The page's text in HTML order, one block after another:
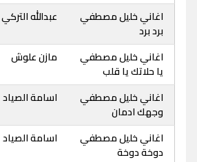
اغاني خليل مصطفي
برد برد
عبدالله التركي
اغاني خليل مصطفي
يا حلاتك يا قلب
مازن علوش
اغاني خليل مصطفي
وجهك ادمان
اسامة الصياد
اغاني خليل مصطفي
دوخة دوخة
اسامة الصياد